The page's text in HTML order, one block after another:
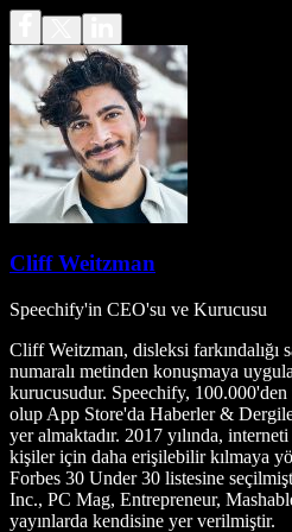
Cliff Weitzman
Speechify'in CEO'su ve Kurucusu
Cliff Weitzman, disleksi farkındalığı
numaralı metinden konuşmaya
kurucusudur. Speechify, 100.000'den
olup App Store'da Haberler &
yer almaktadır. 2017 yılında,
kişiler için daha erişilebilir kılmaya
Forbes 30 Under 30 listesine
Inc., PC Mag, Entrepreneur,
yayınlarda kendisine yer verilmiştir.